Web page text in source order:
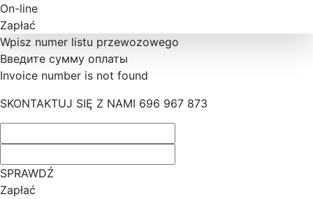
On-line
Zapłać
Wpisz numer listu przewozowego
Введите сумму оплаты
Invoice number is not found
SKONTAKTUJ SIĘ Z NAMI 696 967 873
SPRAWDŹ
Zapłać